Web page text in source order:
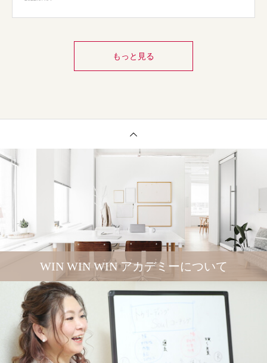
もっと見る
WIN WIN WIN アカデミーについて